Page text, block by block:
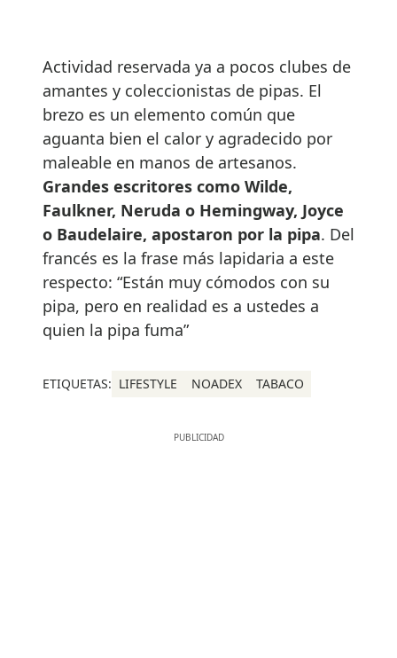
Actividad reservada ya a pocos clubes de
amantes y coleccionistas de pipas. El
brezo es un elemento común que
aguanta bien el calor y agradecido por
maleable en manos de artesanos.
Grandes escritores como Wilde,
Faulkner, Neruda o Hemingway, Joyce
o Baudelaire, apostaron por la pipa. Del
francés es la frase más lapidaria a este
respecto: “Están muy cómodos con su
pipa, pero en realidad es a ustedes a
quien la pipa fuma”
ETIQUETAS: LIFESTYLE NOADEX TABACO